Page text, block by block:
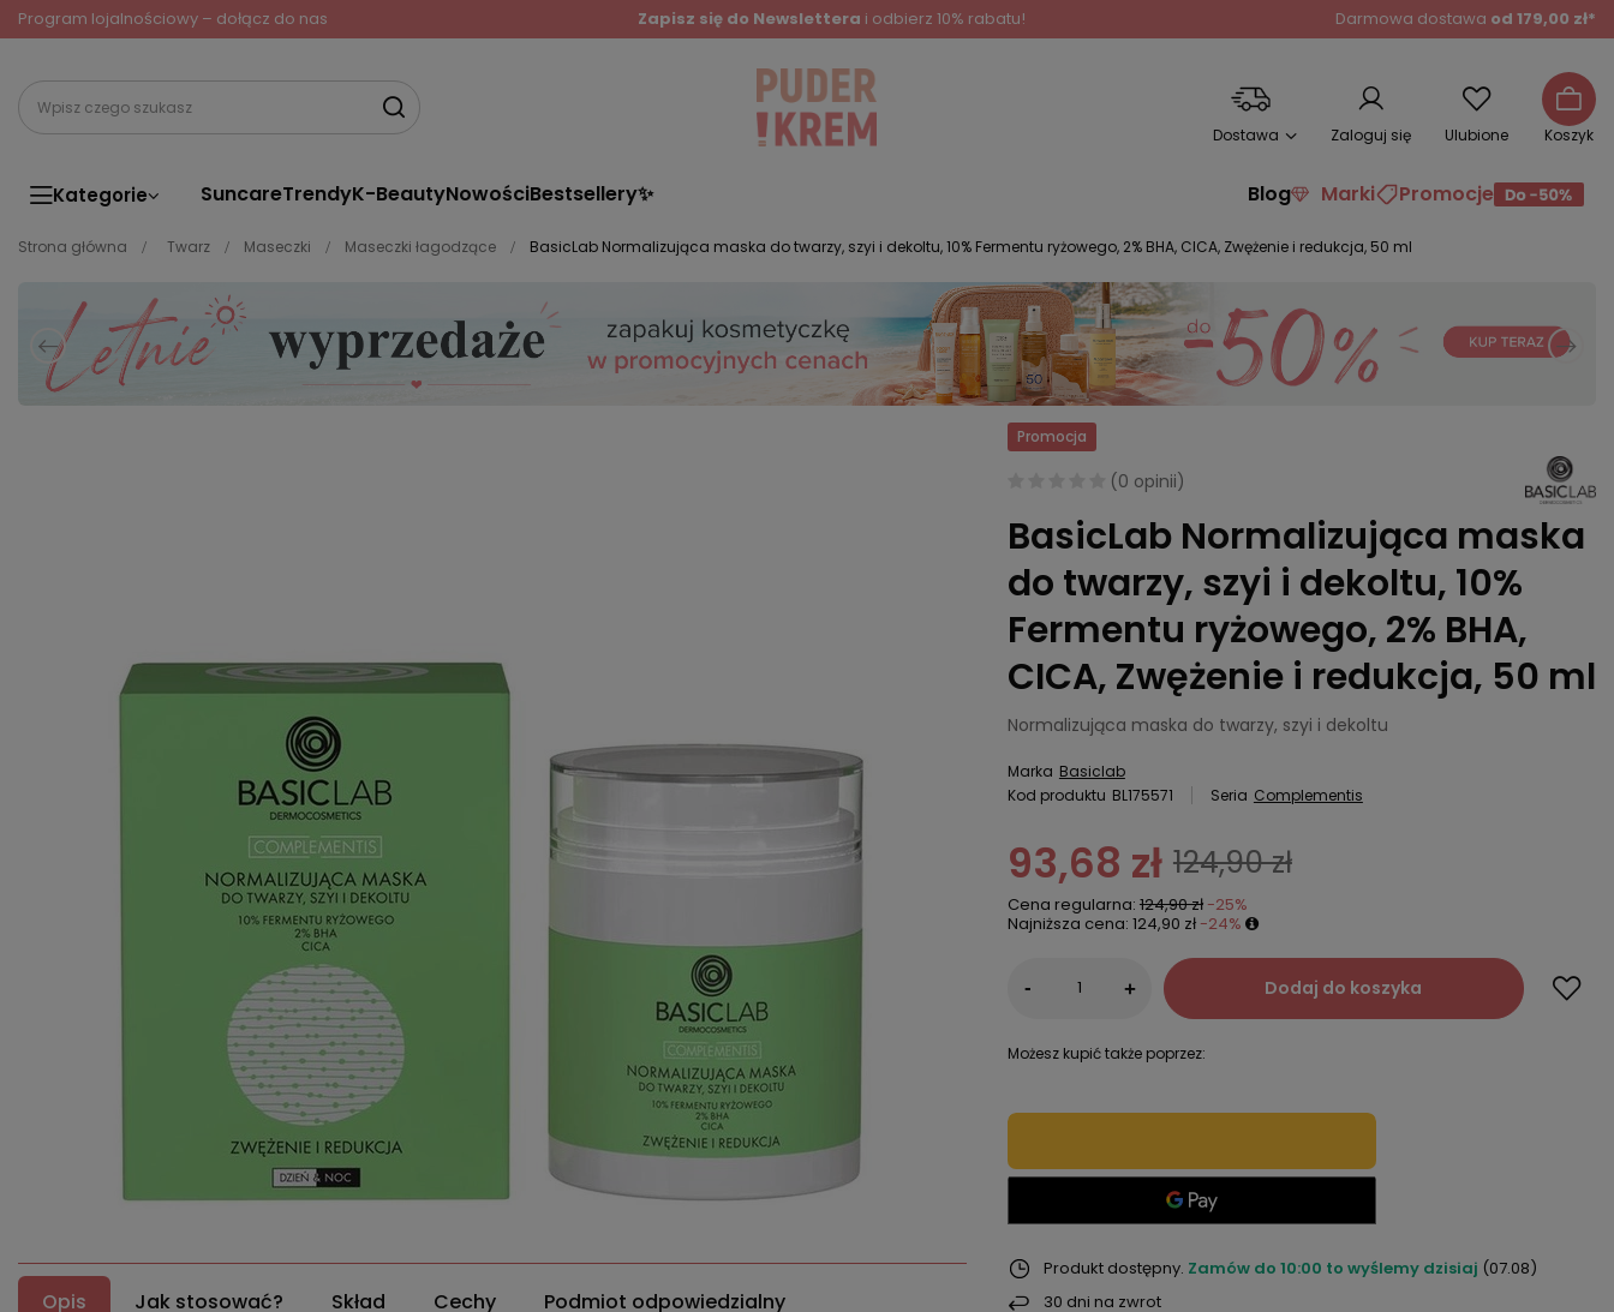
Program lojalnościowy – dołącz do nas Zapisz się do Newslettera i odbierz 10% rabatu! Darmowa dostawa od 179,00 zł*
Dostawa Zaloguj się Ulubione Koszyk
Kategorie SuncareTrendyK-BeautyNowościBestsellery✨ Blog Marki Promocje
Strona główna Twarz Maseczki Maseczki łagodzące BasicLab Normalizująca maska do twarzy, szyi i dekoltu, 10% Fermentu ryżowego, 2% BHA, CICA, Zwężenie i redukcja, 50 ml
Opis Jak stosować? Skład Cechy Podmiot odpowiedzialny
Promocja
(0 opinii)
BasicLab Normalizująca maska
do twarzy, szyi i dekoltu, 10%
Fermentu ryżowego, 2% BHA,
CICA, Zwężenie i redukcja, 50 ml
Normalizująca maska do twarzy, szyi i dekoltu
Marka Basiclab
Kod produktu BL175571 Seria Complementis
93,68 zł 124,90 zł
Cena regularna: 124,90 zł -25%
Najniższa cena: 124,90 zł -24%
- + Dodaj do koszyka
Możesz kupić także poprzez:
Produkt dostępny Zamów do 10:00 to wyślemy dzisiaj (07.08)
30 dni na zwrot